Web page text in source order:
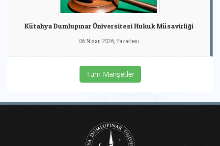
Kütahya Dumlupınar Üniversitesi Hukuk Müsavirliği
06 Nisan 2026, Pazartesi
Tüm Manşetler